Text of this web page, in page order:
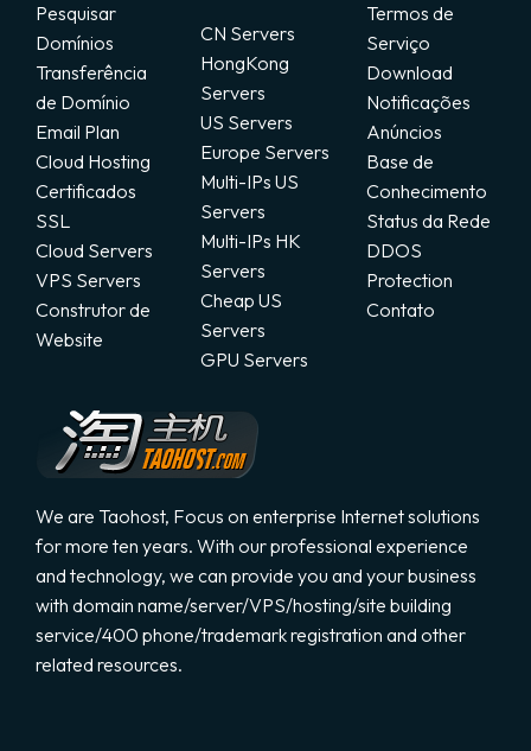
虚拟主机产品
澳门机房(速度快/直连)
台湾机房(速度快/直连)
俄罗斯机房（独立显卡）
Registrar um novo domínio
Transferir um domínio
Pesquisar
Domínios
Transferência
de Domínio
Email Plan
Cloud Hosting
Certificados
SSL
Cloud Servers
VPS Servers
Construtor de
Website
CN Servers
HongKong
Servers
US Servers
Europe Servers
Multi-IPs US
Servers
Multi-IPs HK
Servers
Cheap US
Servers
GPU Servers
Termos de
Serviço
Download
Notificações
Anúncios
Base de
Conhecimento
Status da Rede
DDOS
Protection
Contato
We are Taohost, Focus on enterprise Internet solutions
for more ten years. With our professional experience
and technology, we can provide you and your business
with domain name/server/VPS/hosting/site building
service/400 phone/trademark registration and other
related resources.